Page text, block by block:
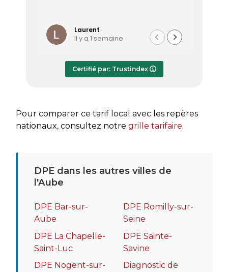
Laurent
il y a 1 semaine
Certifié par: Trustindex
Pour comparer ce tarif local avec les repères
nationaux, consultez notre grille tarifaire.
DPE dans les autres villes de
l'Aube
DPE Bar-sur-
Aube
DPE La Chapelle-
Saint-Luc
DPE Nogent-sur-
DPE Romilly-sur-
Seine
DPE Sainte-
Savine
Diagnostic de